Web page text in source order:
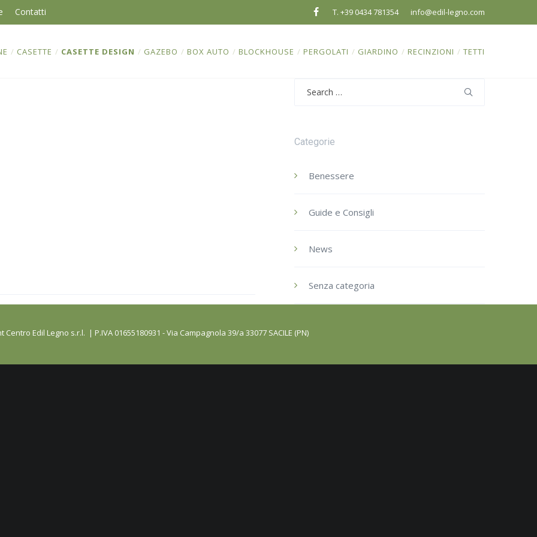
Contatti info@edil-legno.com
T. +39 0434 781354
/ CASETTE / CASETTE DESIGN / GAZEBO / BOX AUTO / BLOCKHOUSE / PERGOLATI / GIARDINO / RECINZIONI / TETTI
Categorie
Benessere
Guide e Consigli
News
Senza categoria
Edil Legno s.r.l. | P.IVA 01655180931 - Via Campagnola 39/a 33077 SACILE (PN)